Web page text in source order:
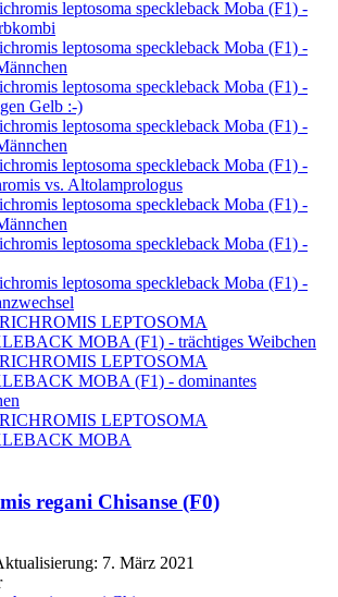
regani Chisanse (F0)
7. März 2021